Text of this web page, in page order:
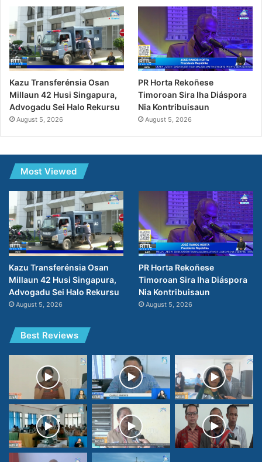
Kazu Transferénsia Osan
Millaun 42 Husi Singapura,
Advogadu Sei Halo Rekursu
August 5, 2026
PR Horta Rekoñese
Timoroan Sira Iha Diáspora
Nia Kontribuisaun
August 5, 2026
Most Viewed
Kazu Transferénsia Osan
Millaun 42 Husi Singapura,
Advogadu Sei Halo Rekursu
August 5, 2026
PR Horta Rekoñese
Timoroan Sira Iha Diáspora
Nia Kontribuisaun
August 5, 2026
Best Reviews